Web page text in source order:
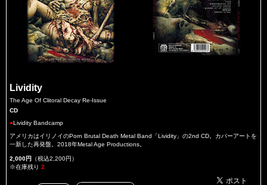
Lividity
The Age Of Clitoral Decay Re-Issue
CD
●Lividity Bandcamp
アメリカはイリノイのPorn Brutal Death Metal Band「Lividity」の2nd CD。カバーアートを
一新した再発盤。2018年Metal Age Productions。
2,000円 （税込2,200円）
※在庫残り 2